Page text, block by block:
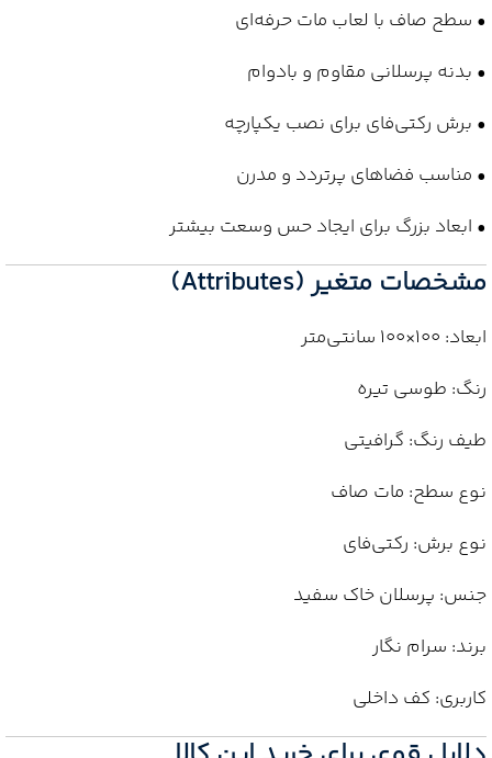
• سطح صاف با لعاب مات حرفه‌ای
• بدنه پرسلانی مقاوم و بادوام
• برش رکتی‌فای برای نصب یکپارچه
• مناسب فضاهای پرتردد و مدرن
• ابعاد بزرگ برای ایجاد حس وسعت بیشتر
مشخصات متغیر (Attributes)
ابعاد: 100×100 سانتی‌متر
رنگ: طوسی تیره
طیف رنگ: گرافیتی
نوع سطح: مات صاف
نوع برش: رکتی‌فای
جنس: پرسلان خاک سفید
برند: سرام نگار
کاربری: کف داخلی